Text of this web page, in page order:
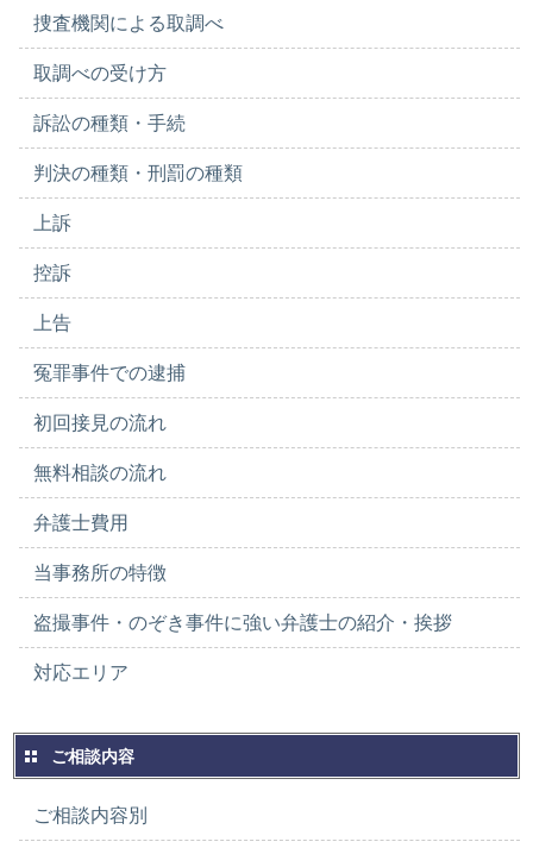
捜査機関による取調べ
取調べの受け方
訴訟の種類・手続
判決の種類・刑罰の種類
上訴
控訴
上告
冤罪事件での逮捕
初回接見の流れ
無料相談の流れ
弁護士費用
当事務所の特徴
盗撮事件・のぞき事件に強い弁護士の紹介・挨拶
対応エリア
ご相談内容
ご相談内容別